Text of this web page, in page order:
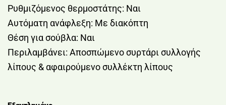
Ρυθμιζόμενος θερμοστάτης: Ναι
Αυτόματη ανάφλεξη: Με διακόπτη
Θέση για σούβλα: Ναι
Περιλαμβάνει: Αποσπώμενο συρτάρι συλλογής
λίπους & αφαιρούμενο συλλέκτη λίπους